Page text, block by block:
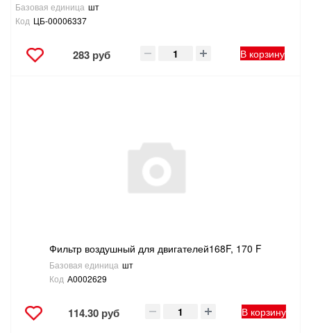
Базовая единица шт
Код ЦБ-00006337
283 руб В корзину
Фильтр воздушный для двигателей168F, 170 F
Базовая единица шт
Код А0002629
114.30 руб В корзину